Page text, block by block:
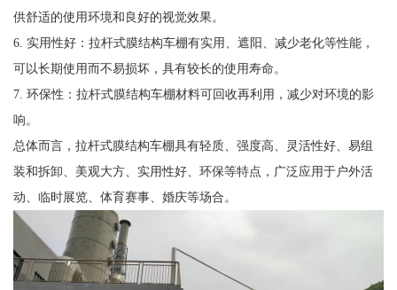
供舒适的使用环境和良好的视觉效果。
6. 实用性好：拉杆式膜结构车棚有实用、遮阳、减少老化等性能，
可以长期使用而不易损坏，具有较长的使用寿命。
7. 环保性：拉杆式膜结构车棚材料可回收再利用，减少对环境的影
响。
总体而言，拉杆式膜结构车棚具有轻质、强度高、灵活性好、易组
装和拆卸、美观大方、实用性好、环保等特点，广泛应用于户外活
动、临时展览、体育赛事、婚庆等场合。